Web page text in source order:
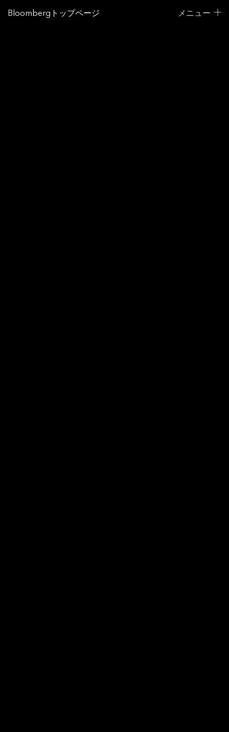
Bloombergトップページ メニュー